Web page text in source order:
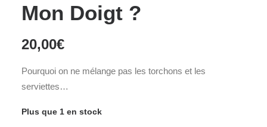
Mon Doigt ?
20,00€
Pourquoi on ne mélange pas les torchons et les
serviettes…
Plus que 1 en stock